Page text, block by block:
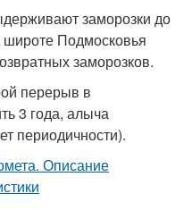
заморозки до
широте Подмосковья
заморозков.
перерыв в
3 года, алыча
периодичности).